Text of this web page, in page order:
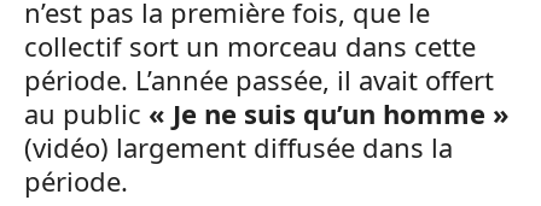
n’est pas la première fois, que le
collectif sort un morceau dans cette
période. L’année passée, il avait offert
au public « Je ne suis qu’un homme »
(vidéo) largement diffusée dans la
période.